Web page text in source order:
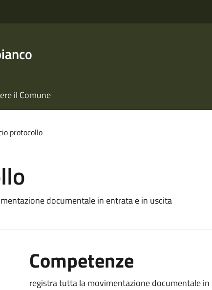
il Comune
protocollo
documentale in entrata e in uscita
Competenze
registra tutta la movimentazione documentale